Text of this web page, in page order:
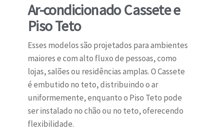
Ar-condicionado Cassete e
Piso Teto
Esses modelos são projetados para ambientes
maiores e com alto fluxo de pessoas, como
lojas, salões ou residências amplas. O Cassete
é embutido no teto, distribuindo o ar
uniformemente, enquanto o Piso Teto pode
ser instalado no chão ou no teto, oferecendo
flexibilidade.